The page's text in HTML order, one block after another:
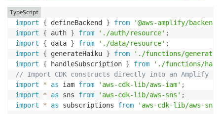
import { defineBackend } from '@aws-amplify/backend'
import
{ auth } from './auth/resource' ;
import
{ data } from './data/resource' ;
import
{ generateHaiku } from
'./functions/
import
{ handleSubscription } from
'./functions/
// Import CDK constructs directly into an Amplify
import
* as iam from 'aws-cdk-lib/aws-iam' ;
import
* as sns from 'aws-cdk-lib/aws-sns' ;
import
* as subscriptions from 'aws-cdk-lib/aws-
TypeScript